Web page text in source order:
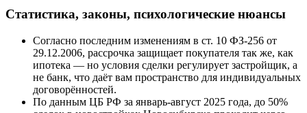
Статистика, законы, психологические нюансы
Согласно последним изменениям в ст. 10 ФЗ-256 от
29.12.2006, рассрочка защищает покупателя так же, как
ипотека — но условия сделки регулирует застройщик, а
не банк, что даёт вам пространство для индивидуальных
договорённостей.
По данным ЦБ РФ за январь-август 2025 года, до 50%